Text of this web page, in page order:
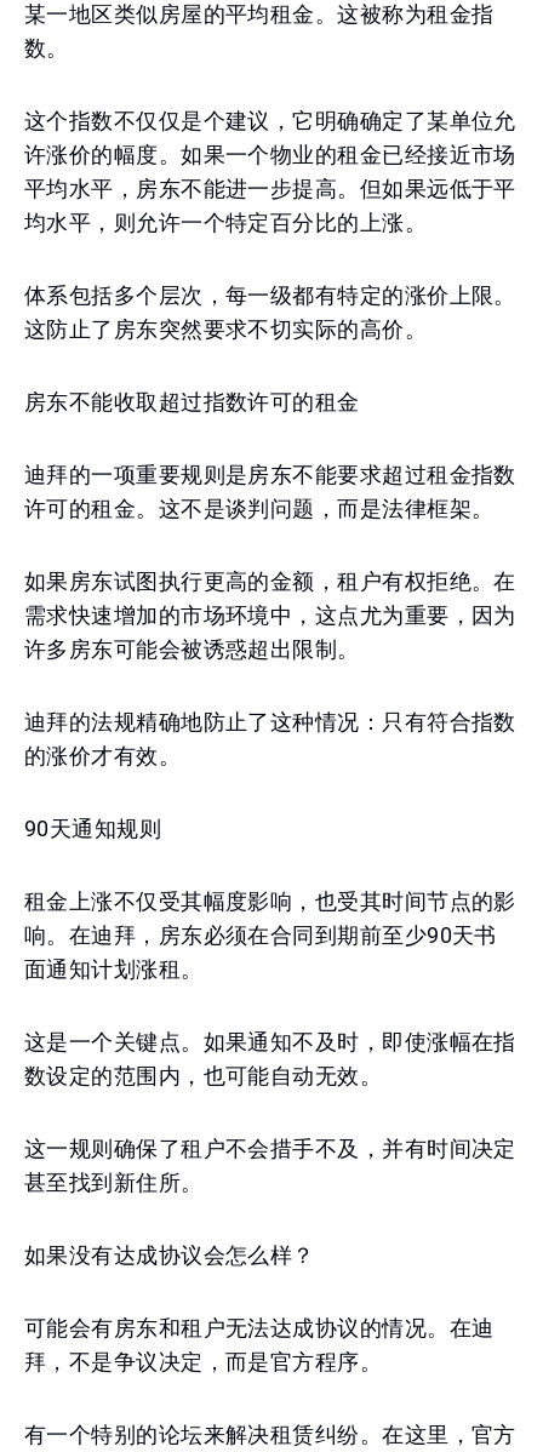
某一地区类似房屋的平均租金。这被称为租金指
数。
这个指数不仅仅是个建议，它明确确定了某单位允
许涨价的幅度。如果一个物业的租金已经接近市场
平均水平，房东不能进一步提高。但如果远低于平
均水平，则允许一个特定百分比的上涨。
体系包括多个层次，每一级都有特定的涨价上限。
这防止了房东突然要求不切实际的高价。
房东不能收取超过指数许可的租金
迪拜的一项重要规则是房东不能要求超过租金指数
许可的租金。这不是谈判问题，而是法律框架。
如果房东试图执行更高的金额，租户有权拒绝。在
需求快速增加的市场环境中，这点尤为重要，因为
许多房东可能会被诱惑超出限制。
迪拜的法规精确地防止了这种情况：只有符合指数
的涨价才有效。
90天通知规则
租金上涨不仅受其幅度影响，也受其时间节点的影
响。在迪拜，房东必须在合同到期前至少90天书
面通知计划涨租。
这是一个关键点。如果通知不及时，即使涨幅在指
数设定的范围内，也可能自动无效。
这一规则确保了租户不会措手不及，并有时间决定
甚至找到新住所。
如果没有达成协议会怎么样？
可能会有房东和租户无法达成协议的情况。在迪
拜，不是争议决定，而是官方程序。
有一个特别的论坛来解决租赁纠纷。在这里，官方